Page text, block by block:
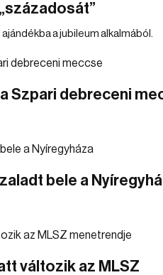
a jubileum alkalmából.
Szpari debreceni
bele a
változik az MLSZ